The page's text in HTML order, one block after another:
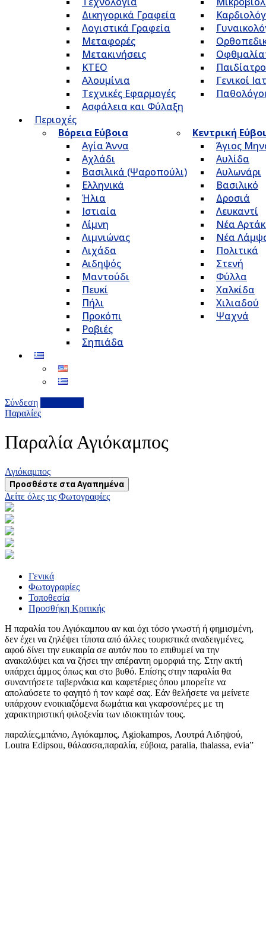
Δικηγορικά Γραφεία
Λογιστικά Γραφεία
Μεταφορές
Μετακινήσεις
ΚΤΕΟ
Αλουμίνια
Τεχνικές Εφαρμογές
Ασφάλεια και Φύλαξη
Γενικοί
Περιοχές
Βόρεια Εύβοια
Αγία Άννα
Αχλάδι
Βασιλικά (Ψαροπούλι)
Ελληνικά
Ήλια
Ιστιαία
Λίμνη
Λιμνιώνας
Λιχάδα
Αιδηψός
Μαντούδι
Πευκί
Πήλι
Προκόπι
Ροβιές
Σηπιάδα
Κεντρική
Άγιος
Αυλίδα
Αυλωνάρι
Βασιλικό
Δροσιά
Λευκαντί
Νέα
Νέα
Πολιτικά
Στενή
Φύλλα
Χαλκίδα
Χιλιαδού
Ψαχνά
Σύνδεση
Παραλίες
Παραλία Αγιόκαμπος
Αγιόκαμπος
Προσθέστε στα Αγαπημένα
Δείτε όλες τις Φωτογραφίες
Γενικά
Φωτογραφίες
Τοποθεσία
Προσθήκη Κριτικής
Η παραλία του Αγιόκαμπου αν και όχι τόσο γνωστή ή φημισμένη,
δεν έχει να ζηλέψει τίποτα από άλλες τουριστικά αναδειγμένες,
αφού δίνει την ευκαιρία σε αυτόν που το επιθυμεί να την
ανακαλύψει και να ζήσει την απέραντη ομορφιά της. Στην ακτή
υπάρχει άμμος όπως και στο βυθό. Επίσης στην παραλία θα
συναντήσετε ταβερνάκια και καφετέριες όπου μπορείτε να
απολαύσετε το φαγητό ή τον καφέ σας. Εάν θελήσετε να μείνετε
υπάρχουν ενοικιαζόμενα δωμάτια και γκαρσονιέρες με τη
χαρακτηριστική φιλοξενία των ιδιοκτητών τους.
παραλίες,μπάνιο, Αγιόκαμπος, Agiokampos, Λουτρά Αιδηψού,
Loutra Edipsou, θάλασσα,παραλία, εύβοια, paralia, thalassa, evia”